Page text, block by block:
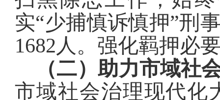
实“少捕慎诉慎押”刑
1682 人。强化羁押必
（二）助力市域社
市域社会治理现代化